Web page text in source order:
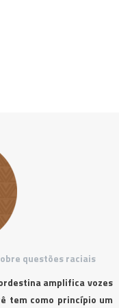
questões raciais
amplifica vozes
tem como princípio um